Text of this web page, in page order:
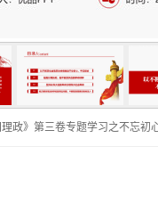
政》第三卷专题学习之不忘初